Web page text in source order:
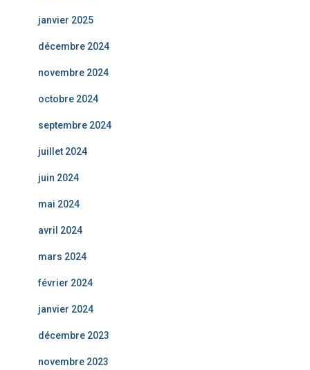
janvier 2025
décembre 2024
novembre 2024
octobre 2024
septembre 2024
juillet 2024
juin 2024
mai 2024
avril 2024
mars 2024
février 2024
janvier 2024
décembre 2023
novembre 2023